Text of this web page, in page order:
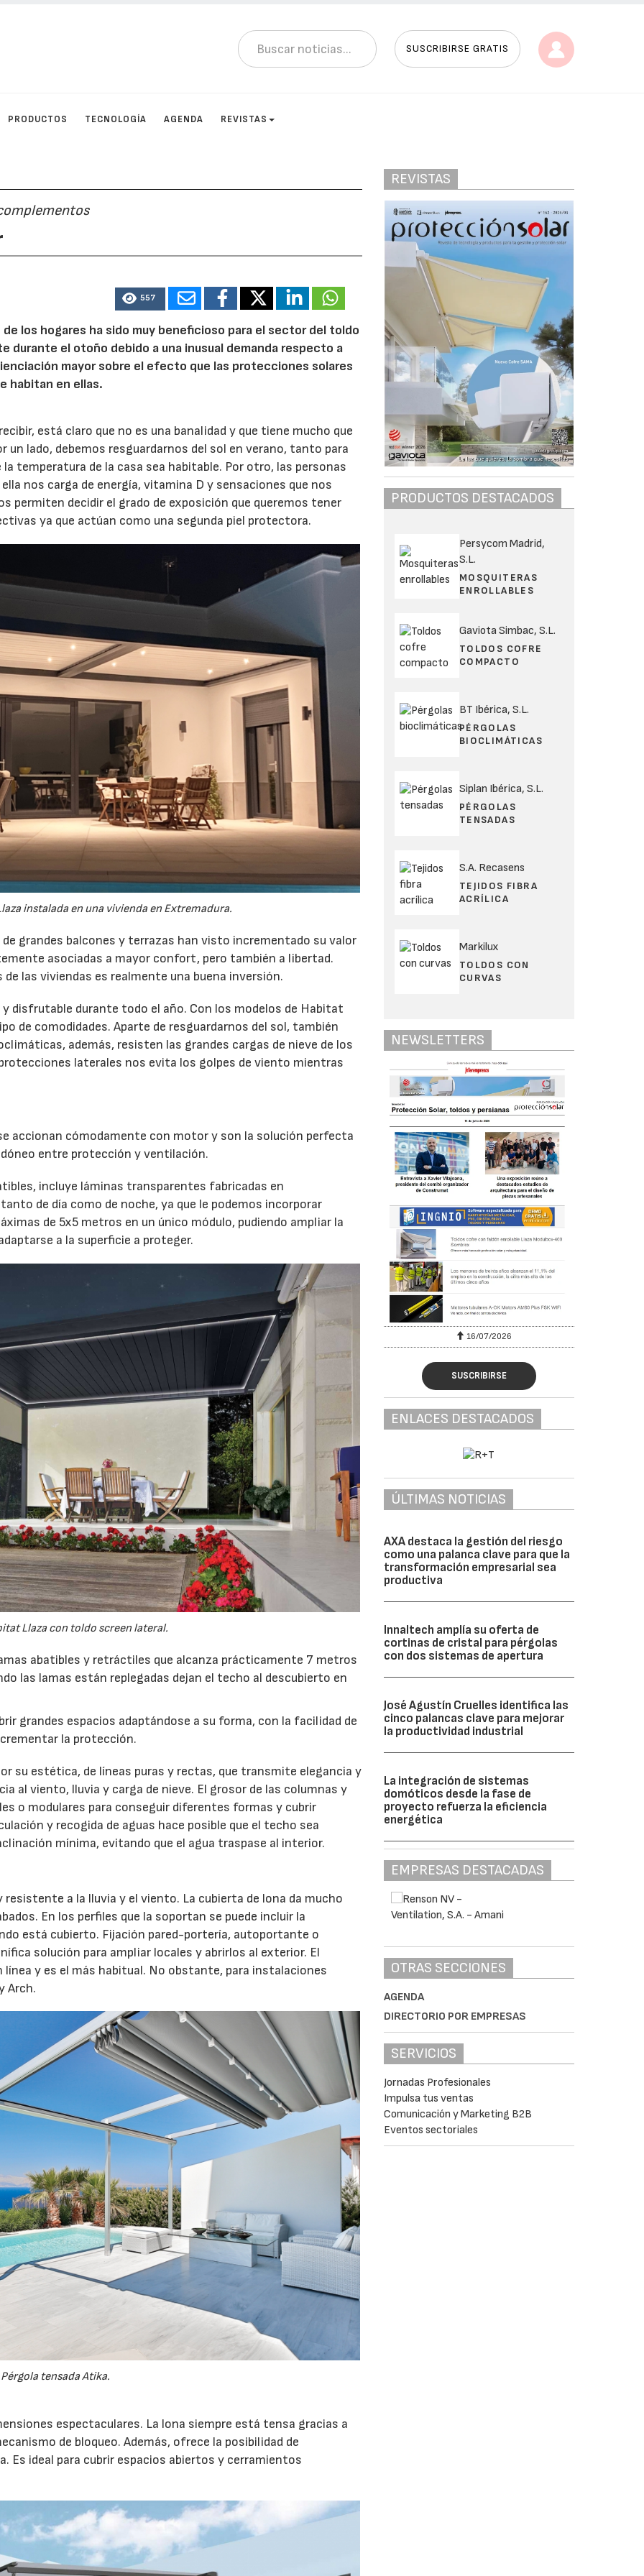
SUSCRIBIRSE GRATIS
PRODUCTOS TECNOLOGÍA AGENDA REVISTAS
557
los hogares ha sido muy beneficioso para el sector del toldo
el otoño debido a una inusual demanda respecto a
mayor sobre el efecto que las protecciones solares
habitan en ellas.
está claro que no es una banalidad y que tiene mucho que
lado, debemos resguardarnos del sol en verano, tanto para
temperatura de la casa sea habitable. Por otro, las personas
nos carga de energía, vitamina D y sensaciones que nos
permiten decidir el grado de exposición que queremos tener
ya que actúan como una segunda piel protectora.
instalada en una vivienda en Extremadura.
grandes balcones y terrazas han visto incrementado su valor
asociadas a mayor confort, pero también a libertad.
las viviendas es realmente una buena inversión.
disfrutable durante todo el año. Con los modelos de Habitat
de comodidades. Aparte de resguardarnos del sol, también
además, resisten las grandes cargas de nieve de los
laterales nos evita los golpes de viento mientras
accionan cómodamente con motor y son la solución perfecta
entre protección y ventilación.
incluye láminas transparentes fabricadas en
de día como de noche, ya que le podemos incorporar
de 5x5 metros en un único módulo, pudiendo ampliar la
a la superficie a proteger.
Llaza con toldo screen lateral.
abatibles y retráctiles que alcanza prácticamente 7 metros
las lamas están replegadas dejan el techo al descubierto en
grandes espacios adaptándose a su forma, con la facilidad de
la protección.
su estética, de líneas puras y rectas, que transmite elegancia y
al viento, lluvia y carga de nieve. El grosor de las columnas y
o modulares para conseguir diferentes formas y cubrir
y recogida de aguas hace posible que el techo sea
mínima, evitando que el agua traspase al interior.
a la lluvia y el viento. La cubierta de lona da mucho
En los perfiles que la soportan se puede incluir la
está cubierto. Fijación pared-portería, autoportante o
solución para ampliar locales y abrirlos al exterior. El
y es el más habitual. No obstante, para instalaciones
Arch.
Pérgola tensada Atika.
espectaculares. La lona siempre está tensa gracias a
de bloqueo. Además, ofrece la posibilidad de
Es ideal para cubrir espacios abiertos y cerramientos
REVISTAS
PRODUCTOS DESTACADOS
Persycom Madrid,
S.L.
MOSQUITERAS
ENROLLABLES
Gaviota Simbac, S.L.
TOLDOS COFRE
COMPACTO
BT Ibérica, S.L.
PÉRGOLAS
BIOCLIMÁTICAS
Siplan Ibérica, S.L.
PÉRGOLAS
TENSADAS
S.A. Recasens
TEJIDOS FIBRA
ACRÍLICA
Markilux
TOLDOS CON
CURVAS
NEWSLETTERS
2026
SUSCRIBIRSE
ENLACES DESTACADOS
ÚLTIMAS NOTICIAS
AXA destaca la gestión del riesgo
como una palanca clave para que la
transformación empresarial sea
productiva
Innaltech amplía su oferta de
cortinas de cristal para pérgolas
con dos sistemas de apertura
José Agustín Cruelles identifica las
cinco palancas clave para mejorar
la productividad industrial
La integración de sistemas
domóticos desde la fase de
proyecto refuerza la eficiencia
energética
EMPRESAS DESTACADAS
OTRAS SECCIONES
AGENDA
DIRECTORIO POR EMPRESAS
SERVICIOS
Jornadas Profesionales
Impulsa tus ventas
Comunicación y Marketing B2B
Eventos sectoriales